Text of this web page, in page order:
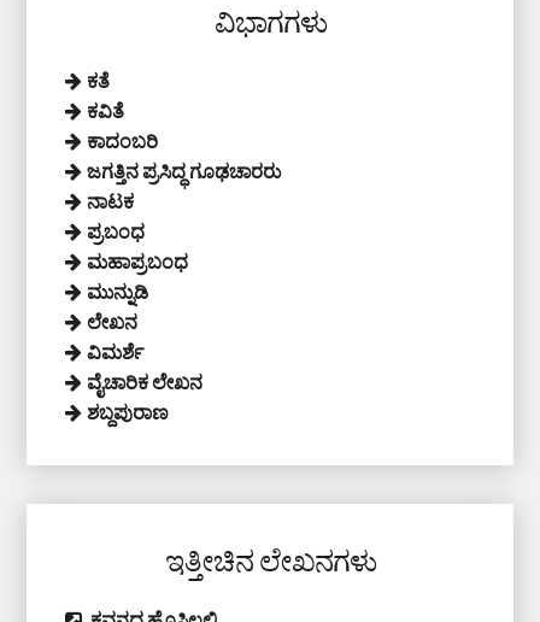
ವಿಭಾಗಗಳು
ಕತೆ
ಕವಿತೆ
ಕಾದಂಬರಿ
ಜಗತ್ತಿನ ಪ್ರಸಿದ್ಧ ಗೂಢಚಾರರು
ನಾಟಕ
ಪ್ರಬಂಧ
ಮಹಾಪ್ರಬಂಧ
ಮುನ್ನುಡಿ
ಲೇಖನ
ವಿಮರ್ಶೆ
ವೈಚಾರಿಕ ಲೇಖನ
ಶಬ್ದಪುರಾಣ
ಇತ್ತೀಚಿನ ಲೇಖನಗಳು